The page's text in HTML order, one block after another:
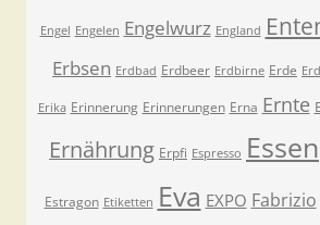
Engel Engelen Engelwurz England
Erbsen Erdbad Erdbeer Erdbirne Erde
Erika Erinnerung Erinnerungen Erna Ernte
Ernährung Erpfi Espresso Essen
Estragon Etiketten Eva EXPO Fabrizio